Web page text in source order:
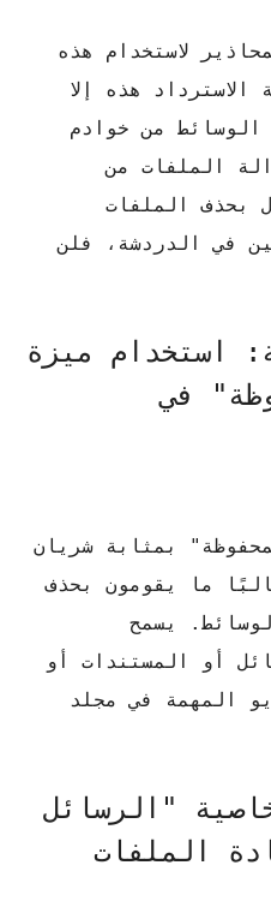
لاستخدام هذه
الاسترداد هذه إلا
من خوادم
الملفات من
بحذف الملفات
في الدردشة، فلن
استخدام ميزة
في
بمثابة شريان
ما يقومون بحذف
يسمح
أو المستندات أو
المهمة في مجلد
"الرسائل
الملفات